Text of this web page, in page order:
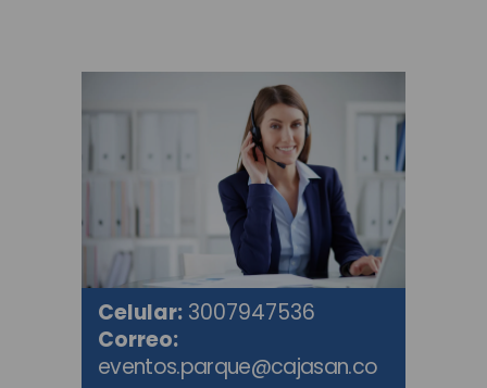
Celular: 3007947536
Correo:
eventos.parque@cajasan.co